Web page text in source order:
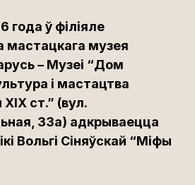
года ў філіяле
мастацкага музея
– Музеі “Дом
і мастацтва
ст.” (вул.
33а) адкрываецца
Вольгі Сіняўскай “Міфы